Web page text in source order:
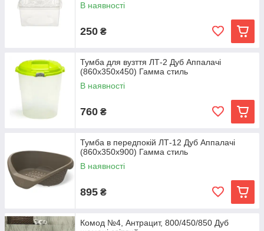
В наявності
250 ₴
Тумба для вузття ЛТ-2 Дуб Аппалачі
(860x350x450) Гамма стиль
В наявності
760 ₴
Тумба в передпокій ЛТ-12 Дуб Аппалачі
(860x350x900) Гамма стиль
В наявності
895 ₴
Комод №4, Антрацит, 800/450/850 Дуб